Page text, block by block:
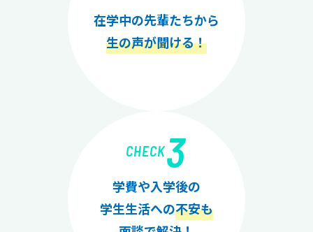
在学中の先輩たちから
生の声が聞ける！
CHECK3
学費や入学後の
学生生活への不安も